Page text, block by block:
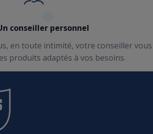
conseiller personnel
en toute intimité, votre conseiller vous
produits adaptés à vos besoins.